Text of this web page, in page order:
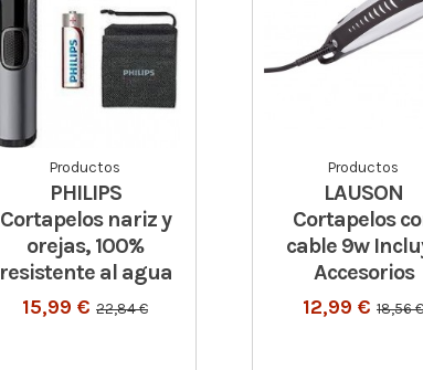
Productos
PHILIPS
Cortapelos nariz y
orejas, 100%
resistente al agua
15,99 € 22,84 €
Productos
LAUSON
Cortapelos
cable 9w
Accesorios
12,99 € 18,56 €